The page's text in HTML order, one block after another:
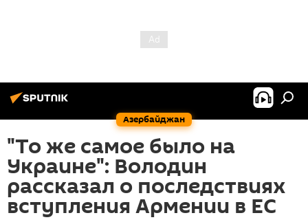
Азербайджан
"То же самое было на
Украине": Володин
рассказал о последствиях
вступления Армении в ЕС